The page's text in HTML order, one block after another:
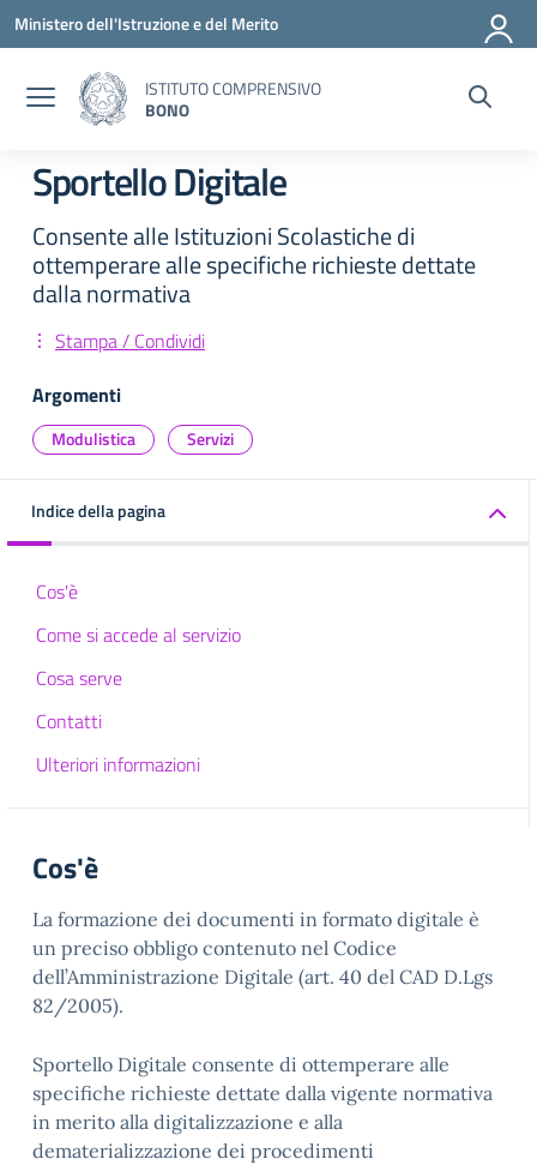
Vai ai contenuti
Vai al menu di navigazione
Vai al footer
Ministero dell'Istruzione e del Merito
ISTITUTO COMPRENSIVO
BONO
Sportello Digitale
Consente alle Istituzioni Scolastiche di
ottemperare alle specifiche richieste dettate
dalla normativa
Stampa / Condividi
Argomenti
Modulistica Servizi
Indice della pagina
Cos'è
Come si accede al servizio
Cosa serve
Contatti
Ulteriori informazioni
Cos'è
La formazione dei documenti in formato digitale è
un preciso obbligo contenuto nel Codice
dell’Amministrazione Digitale (art. 40 del CAD D.Lgs
82/2005).
Sportello Digitale consente di ottemperare alle
specifiche richieste dettate dalla vigente normativa
in merito alla digitalizzazione e alla
dematerializzazione dei procedimenti